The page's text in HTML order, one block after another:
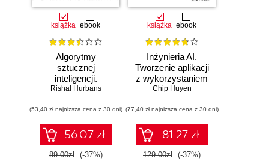
książka ebook
Algorytmy
sztucznej
inteligencji.
Ilustrowany
Rishal Hurbans
(53,40 zł najniższa cena z 30 dni)
56.07 zł
89.00zł (-37%)
książka ebook
Inżynieria AI.
Tworzenie aplikacji
z wykorzystaniem
modeli bazowych
Chip Huyen
(77,40 zł najniższa cena z 30 dni)
81.27 zł
129.00zł (-37%)